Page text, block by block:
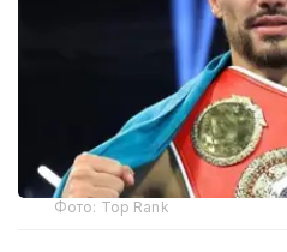
Фото: Top Rank